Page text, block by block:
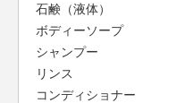
石鹸（液体）
ボディーソープ
シャンプー
リンス
コンディショナー